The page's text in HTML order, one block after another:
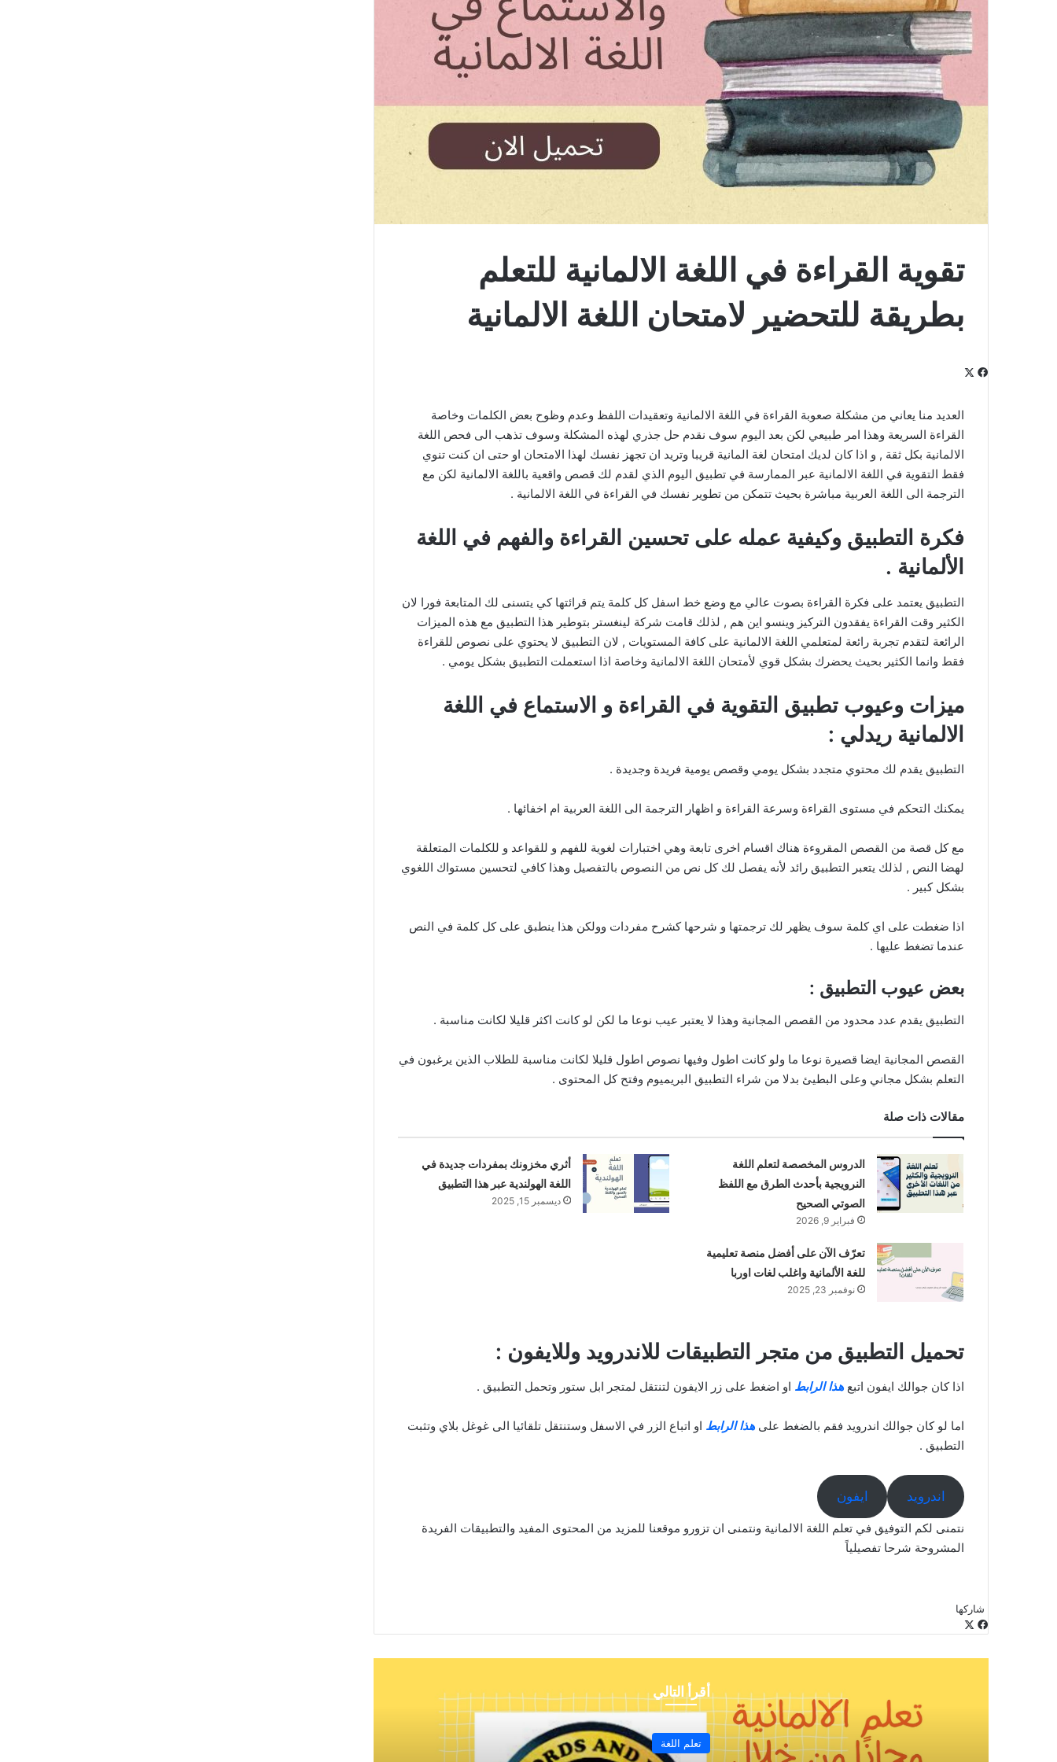
تقوية القراءة في اللغة الالمانية للتعلم
بطريقة للتحضير لامتحان اللغة الالمانية
فيسبوك
العديد منا يعاني من مشكلة صعوبة القراءة في اللغة الالمانية وتعقيدات اللفظ وعدم وظوح بعض الكلمات وخاصة
القراءة السريعة وهذا امر طبيعي لكن بعد اليوم سوف نقدم حل جذري لهذه المشكلة وسوف تذهب الى فحص اللغة
الالمانية بكل ثقة , و اذا كان لديك امتحان لغة المانية قريبا وتريد ان تجهز نفسك لهذا الامتحان او حتى ان كنت تنوي
فقط التقوية في اللغة الالمانية عبر الممارسة في تطبيق اليوم الذي لقدم لك قصص واقعية باللغة الالمانية لكن مع
الترجمة الى اللغة العربية مباشرة بحيث تتمكن من تطوير نفسك في القراءة في اللغة الالمانية .
فكرة التطبيق وكيفية عمله على تحسين القراءة والفهم في اللغة
الألمانية .
التطبيق يعتمد على فكرة القراءة بصوت عالي مع وضع خط اسفل كل كلمة يتم قرائتها كي يتسنى لك المتابعة فورا لان
الكثير وقت القراءة يفقدون التركيز وينسو اين هم , لذلك قامت شركة لينغستر بتوطير هذا التطبيق مع هذه الميزات
الرائعة لتقدم تجربة رائعة لمتعلمي اللغة الالمانية على كافة المستويات , لان التطبيق لا يحتوي على نصوص للقراءة
فقط وانما الكثير بحيث يحضرك بشكل قوي لأمتحان اللغة الالمانية وخاصة اذا استعملت التطبيق بشكل يومي .
ميزات وعيوب تطبيق التقوية في القراءة و الاستماع في اللغة
الالمانية ريدلي :
التطبيق يقدم لك محتوي متجدد بشكل يومي وقصص يومية فريدة وجديدة .
يمكنك التحكم في مستوى القراءة وسرعة القراءة و اظهار الترجمة الى اللغة العربية ام اخفائها .
مع كل قصة من القصص المقروءة هناك اقسام اخرى تابعة وهي اختبارات لغوية للفهم و للقواعد و للكلمات المتعلقة
لهضا النص , لذلك يتعبر التطبيق رائد لأنه يفصل لك كل نص من النصوص بالتفصيل وهذا كافي لتحسين مستواك اللغوي
بشكل كبير .
اذا ضغطت على اي كلمة سوف يظهر لك ترجمتها و شرحها كشرح مفردات وولكن هذا ينطبق على كل كلمة في النص
عندما تضغط عليها .
بعض عيوب التطبيق :
التطبيق يقدم عدد محدود من القصص المجانية وهذا لا يعتبر عيب نوعا ما لكن لو كانت اكثر قليلا لكانت مناسبة .
القصص المجانية ايضا قصيرة نوعا ما ولو كانت اطول وفيها نصوص اطول قليلا لكانت مناسبة للطلاب الذين يرغبون في
التعلم بشكل مجاني وعلى البطيئ بدلا من شراء التطبيق البريميوم وفتح كل المحتوى .
مقالات ذات صلة
الدروس المخصصة لتعلم اللغة
النرويجية بأحدث الطرق مع اللفظ
الصوتي الصحيح
فبراير 9, 2026
أثري مخزونك بمفردات جديدة في
اللغة الهولندية عبر هذا التطبيق
ديسمبر 15, 2025
تعرّف الآن على أفضل منصة تعليمية
للغة الألمانية واغلب لغات اوربا
نوفمبر 23, 2025
تحميل التطبيق من متجر التطبيقات للاندرويد وللايفون :
اذا كان جوالك ايفون اتبع هذا الرابط او اضغط على زر الايفون لتنتقل لمتجر ابل ستور وتحمل التطبيق .
اما لو كان جوالك اندرويد فقم بالضغط على هذا الرابط او اتباع الزر في الاسفل وستنتقل تلقائيا الى غوغل بلاي وتثبت
التطبيق .
اندرويد ايفون
نتمنى لكم التوفيق في تعلم اللغة الالمانية ونتمنى ان تزورو موقعنا للمزيد من المحتوى المفيد والتطبيقات الفريدة
المشروحة شرحا تفصيلياً
شاركها
فيسبوك
البريد
أقرأ التالي
تعلم اللغة